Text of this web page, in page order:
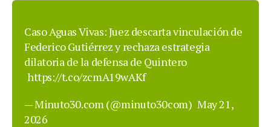
Caso Aguas Vivas: Juez descarta vinculación de
Federico Gutiérrez y rechaza estrategia
dilatoria de la defensa de Quintero
https://t.co/zcmA19wAKf
— Minuto30.com (@minuto30com) May 21,
2026